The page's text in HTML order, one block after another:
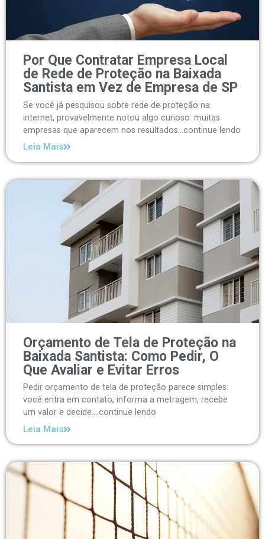
Por Que Contratar Empresa Local
de Rede de Proteção na Baixada
Santista em Vez de Empresa de SP
Se você já pesquisou sobre rede de proteção na
internet, provavelmente notou algo curioso: muitas
empresas que aparecem nos resultados...continue lendo
Leia Mais
Orçamento de Tela de Proteção na
Baixada Santista: Como Pedir, O
Que Avaliar e Evitar Erros
Pedir orçamento de tela de proteção parece simples:
você entra em contato, informa a metragem, recebe
um valor e decide....continue lendo
Leia Mais